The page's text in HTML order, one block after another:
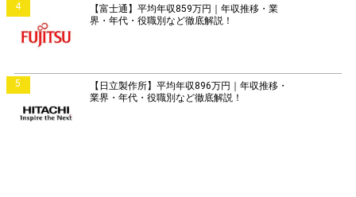
4
【富士通】平均年収859万円｜年収推移・業
界・年代・役職別など徹底解説！
5
【日立製作所】平均年収896万円｜年収推移・
業界・年代・役職別など徹底解説！